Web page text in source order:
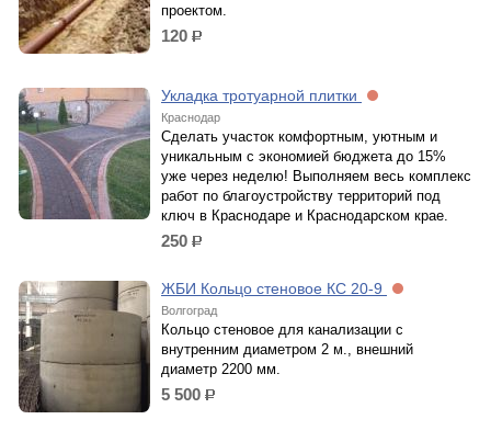
проектом.
120 р.
Укладка тротуарной плитки
Краснодар
Сделать участок комфортным, уютным и
уникальным с экономией бюджета до 15%
уже через неделю! Выполняем весь комплекс
работ по благоустройству территорий под
ключ в Краснодаре и Краснодарском крае.
250 р.
ЖБИ Кольцо стеновое КС 20-9
Волгоград
Кольцо стеновое для канализации с
внутренним диаметром 2 м., внешний
диаметр 2200 мм.
5 500 р.